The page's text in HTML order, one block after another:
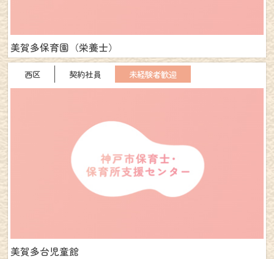
お問合せ(求職者の方用)
ログイン
close
美賀多保育園（栄養士）
西区 契約社員 未経験者歓迎
美賀多台児童館